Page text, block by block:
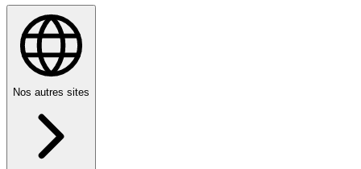
Nos autres sites